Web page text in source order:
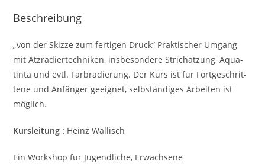
Beschreibung
„von der Skizze zum fer­ti­gen Druck“ Prak­ti­scher Umgang
mit Ätz­ra­dier­tech­ni­ken, ins­be­son­de­re Strich­ät­zung, Aqua­
tin­ta und evtl. Farb­ra­die­rung. Der Kurs ist für Fort­ge­schrit­
te­ne und Anfän­ger geeig­net, selb­stän­di­ges Arbei­ten ist
möglich.
Kurs­lei­tung : Heinz Wal­lisch
Ein Work­shop für Jugend­li­che, Erwachsene